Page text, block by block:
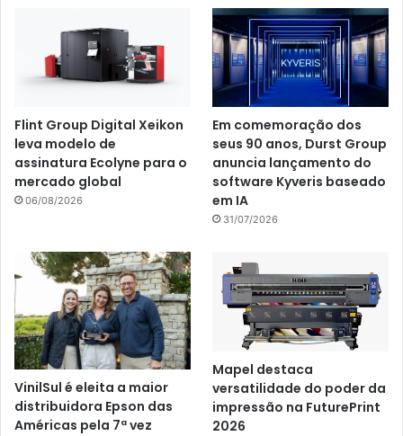
Flint Group Digital Xeikon
leva modelo de
assinatura Ecolyne para o
mercado global
06/08/2026
Em comemoração dos
seus 90 anos, Durst Group
anuncia lançamento do
software Kyveris baseado
em IA
31/07/2026
VinilSul é eleita a maior
distribuidora Epson das
Américas pela 7ª vez
Mapel destaca
versatilidade do poder da
impressão na FuturePrint
2026